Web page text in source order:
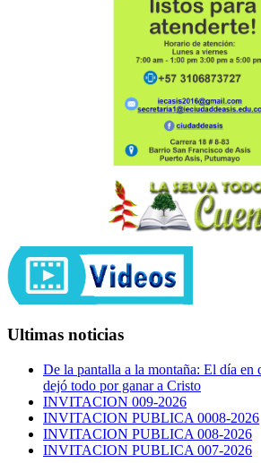
Ultimas noticias
De la pantalla a la montaña: El día en
dejó todo por ganar a Cristo
INVITACION 009-2026
INVITACION PUBLICA 0008-2026
INVITACION PUBLICA 008-2026
INVITACION PUBLICA 007-2026